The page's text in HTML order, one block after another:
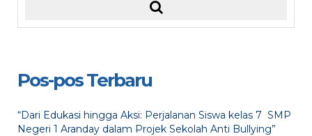
Pos-pos Terbaru
“Dari Edukasi hingga Aksi: Perjalanan Siswa kelas 7 SMP
Negeri 1 Aranday dalam Projek Sekolah Anti Bullying”